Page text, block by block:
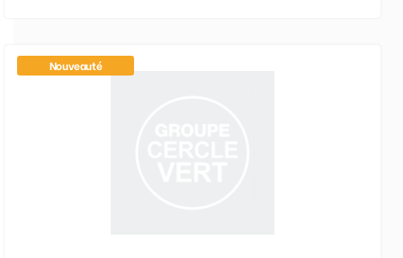
Nouveauté